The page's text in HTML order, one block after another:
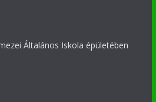
Általános Iskola épületében